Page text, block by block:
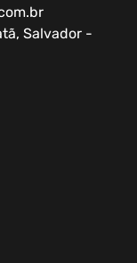
Salvador -